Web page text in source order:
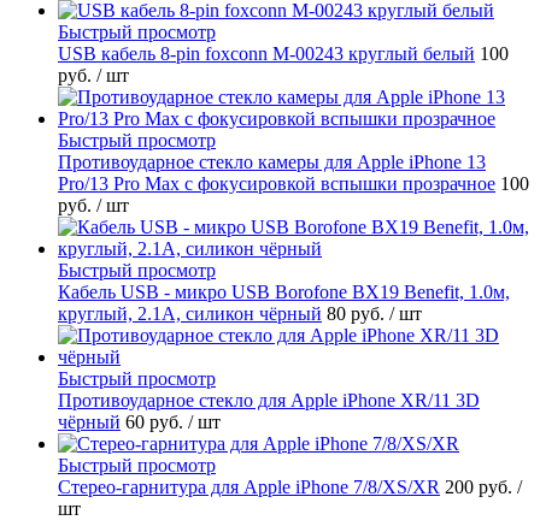
Быстрый просмотр
USB кабель 8-pin foxconn M-00243 круглый белый 100
руб. / шт
Быстрый просмотр
Противоударное стекло камеры для Apple iPhone 13
Pro/13 Pro Max с фокусировкой вспышки прозрачное 100
руб. / шт
Быстрый просмотр
Кабель USB - микро USB Borofone BX19 Benefit, 1.0м,
круглый, 2.1A, силикон чёрный 80 руб. / шт
Быстрый просмотр
Противоударное стекло для Apple iPhone XR/11 3D
чёрный 60 руб. / шт
Быстрый просмотр
Стерео-гарнитура для Apple iPhone 7/8/XS/XR 200 руб. /
шт